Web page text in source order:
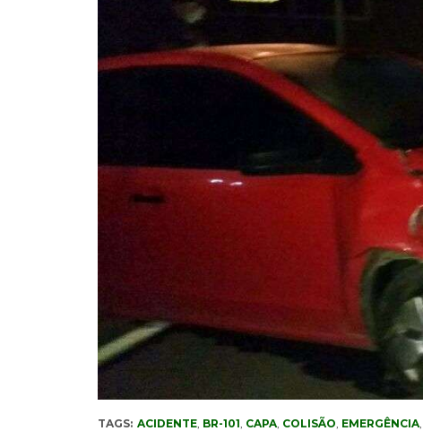
TAGS: ACIDENTE, BR-101, CAPA, COLISÃO, EMERGÊNCIA,